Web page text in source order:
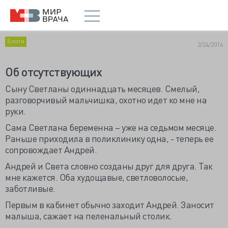
Блоги 2/24/2016
Об отсутствующих
Сыну Светланы одиннадцать месяцев. Смелый,
разговорчивый мальчишка, охотно идет ко мне на
руки.
Сама Светлана беременна – уже на седьмом месяце.
Раньше приходила в поликлинику одна, - теперь ее
сопровождает Андрей.
Андрей и Света словно созданы друг для друга. Так
мне кажется. Оба худощавые, светловолосые,
заботливые.
Первым в кабинет обычно заходит Андрей. Заносит
малыша, сажает на пеленальный столик.